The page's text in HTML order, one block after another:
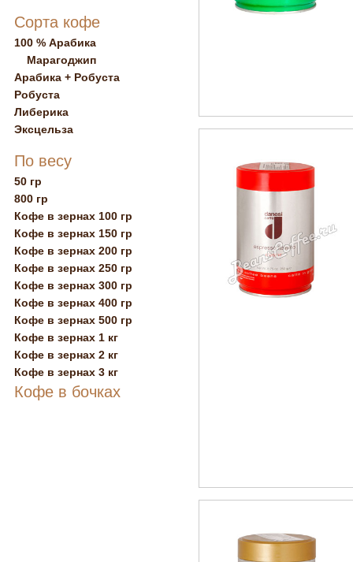
Сорта кофе
100 % Арабика
Марагоджип
Арабика + Робуста
Робуста
Либерика
Эксцельза
По весу
50 гр
800 гр
Кофе в зернах 100 гр
Кофе в зернах 150 гр
Кофе в зернах 200 гр
Кофе в зернах 250 гр
Кофе в зернах 300 гр
Кофе в зернах 400 гр
Кофе в зернах 500 гр
Кофе в зернах 1 кг
Кофе в зернах 2 кг
Кофе в зернах 3 кг
Кофе в бочках